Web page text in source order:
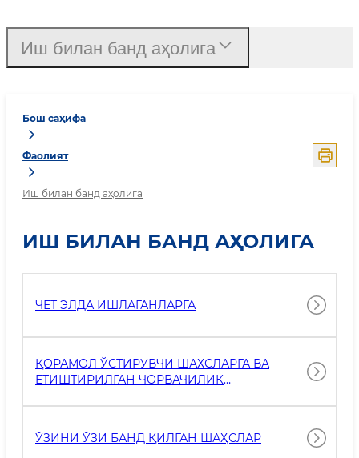
Бош саҳифа
Фаолият
Иш билан банд аҳолига
ИШ БИЛАН БАНД АҲОЛИГА
ЧЕТ ЭЛДА ИШЛАГАНЛАРГА
ҚОРАМОЛ ЎСТИРУВЧИ ШАХСЛАРГА ВА
ЕТИШТИРИЛГАН ЧОРВАЧИЛИК
БЎЛГАН, ЎСИМЛИКШУНОСЛИК,
ЎЗИНИ ЎЗИ БАНД ҚИЛГАН ШАҲСЛАР
Иш билан банд аҳолига